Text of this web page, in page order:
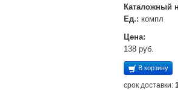
Каталожный
Ед.: компл
Цена:
138 руб.
В корзину
срок доставки: